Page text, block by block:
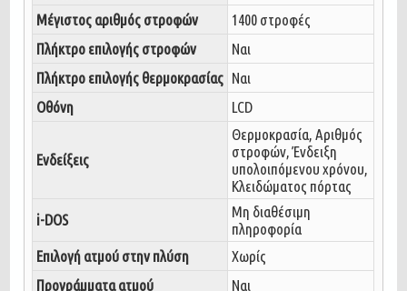
Μέγιστος αριθμός στροφών
1400 στροφές
Πλήκτρο επιλογής στροφών
Ναι
Πλήκτρο επιλογής θερμοκρασίας Ναι
Οθόνη
LCD
Ενδείξεις
Θερμοκρασία, Αριθμός
στροφών, Ένδειξη
υπολοιπόμενου χρόνου,
Κλειδώματος πόρτας
i-DOS
Μη διαθέσιμη
πληροφορία
Επιλογή ατμού στην πλύση
Χωρίς
Προγράμματα ατμού
Ναι